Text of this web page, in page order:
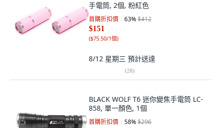
手電筒, 2個, 粉紅色
首購折扣價 63%$412
$151
($75.50/1個)
8/12 星期三 預計送達
(28)
BLACK WOLF T6 迷你變焦手電筒 LC-
858, 單一顏色, 1個
首購折扣價 58%$296